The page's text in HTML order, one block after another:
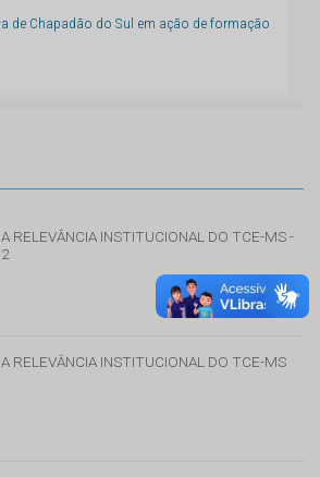
de Chapadão do Sul em ação de formação
A RELEVÂNCIA INSTITUCIONAL DO TCE-MS -
2
A RELEVÂNCIA INSTITUCIONAL DO TCE-MS